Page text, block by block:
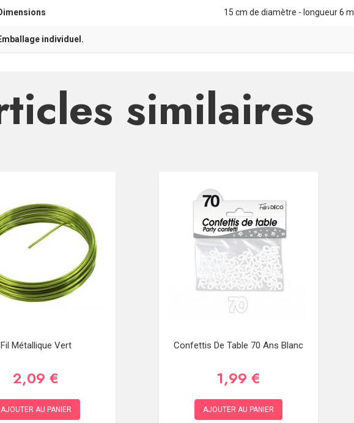
15 cm de diamètre - longueur 6 m.
individuel.
similaires
Fil Métallique Vert
2,09 €
AJOUTER AU PANIER
Confettis De Table 70 Ans Blanc
1,99 €
AJOUTER AU PANIER